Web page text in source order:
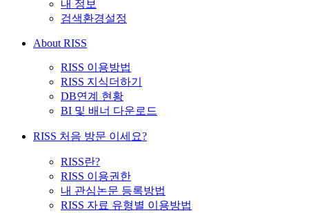
내 정보
검색환경설정
About RISS
RISS 이용방법
RISS 지식더하기
DB연계 현황
BI 및 배너 다운로드
RISS 처음 방문 이세요?
RISS란?
RISS 이용권한
내 관심논문 등록방법
RISS 자료 유형별 이용방법